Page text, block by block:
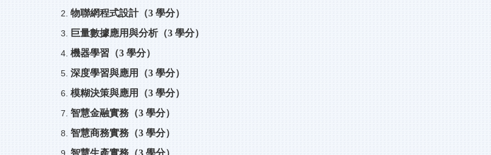
物聯網程式設計（3 學分）
巨量數據應用與分析（3 學分）
機器學習（3 學分）
深度學習與應用（3 學分）
模糊決策與應用（3 學分）
智慧金融實務（3 學分）
智慧商務實務（3 學分）
智慧生產實務（3 學分）